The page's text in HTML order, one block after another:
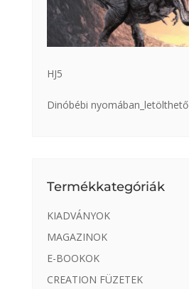
HJ5
Dinóbébi nyomában_letölthető
Termékkategóriák
KIADVÁNYOK
MAGAZINOK
E-BOOKOK
CREATION FÜZETEK